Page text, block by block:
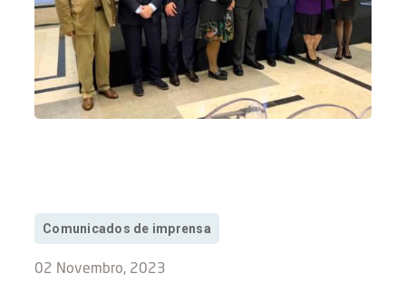
Comunicados de imprensa
02 Novembro, 2023